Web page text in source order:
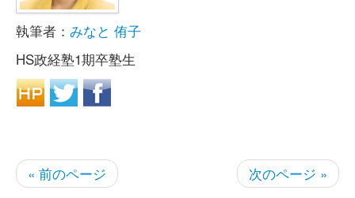
執筆者： みなと 侑子
HS政経塾1期卒塾生
« 前のページ 次のページ »